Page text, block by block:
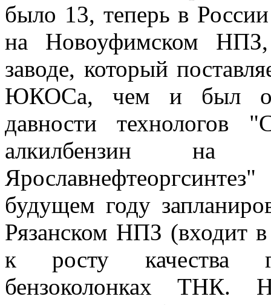
было 13, теперь в
на Новоуфимском
заводе, который
ЮКОСа, чем и был
давности технологов
алкилбензин на
будущем году
Рязанском НПЗ (входит
к росту качества
бензоколонках ТНК.